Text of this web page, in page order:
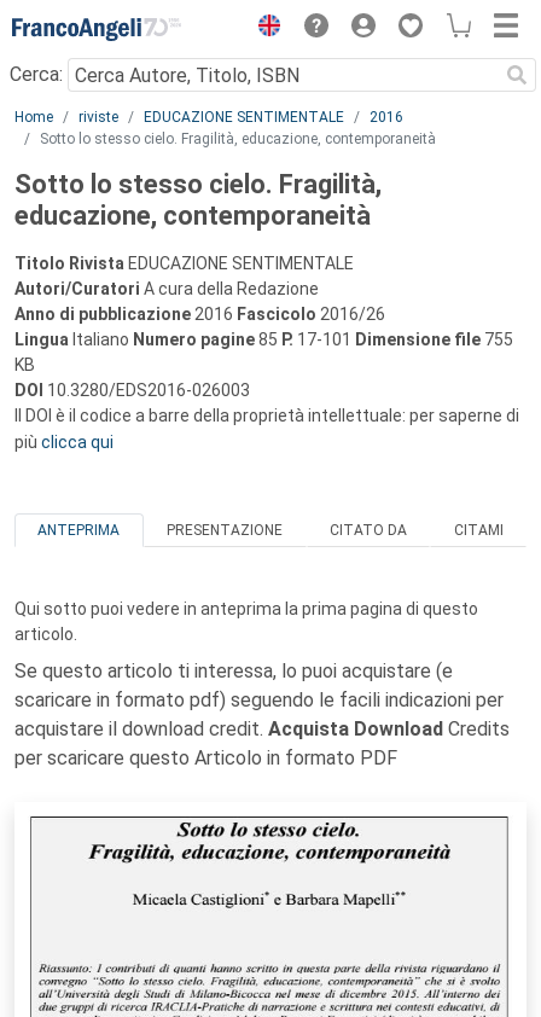
Menu
Cerca:
Main content
Home riviste EDUCAZIONE SENTIMENTALE
2016
Sotto lo stesso cielo. Fragilità, educazione, contemporaneità
Sotto lo stesso cielo. Fragilità,
educazione, contemporaneità
Titolo Rivista EDUCAZIONE SENTIMENTALE
Autori/Curatori A cura della Redazione
Anno di pubblicazione 2016 Fascicolo 2016/26
Lingua Italiano Numero pagine85 P. 17-101 Dimensione file 755
KB
DOI 10.3280/EDS2016-026003
Il DOI è il codice a barre della proprietà intellettuale: per saperne di
più clicca qui
ANTEPRIMA PRESENTAZIONE CITATO DA CITAMI
Qui sotto puoi vedere in anteprima la prima pagina di questo
articolo.
Se questo articolo ti interessa, lo puoi acquistare (e
scaricare in formato pdf) seguendo le facili indicazioni per
acquistare il download credit. Acquista Download Credits
per scaricare questo Articolo in formato PDF